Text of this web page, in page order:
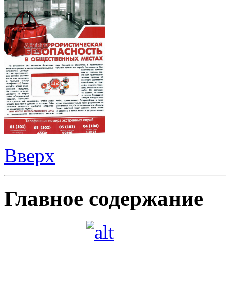
Вверх
Главное содержание